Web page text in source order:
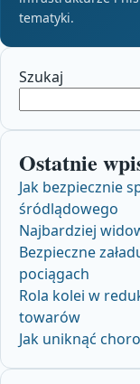
tematyki.
Szukaj
Ostatnie
Jak bezpiecznie
śródlądowego
Najbardziej
Bezpieczne
pociągach
Rola kolei w
towarów
Jak uniknąć